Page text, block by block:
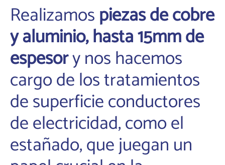
Realizamospiezas de cobre
y aluminio, hasta 15mm de
espesory nos hacemos
cargo de los tratamientos
de superficie conductores
de electricidad, como el
estañado, que juegan un